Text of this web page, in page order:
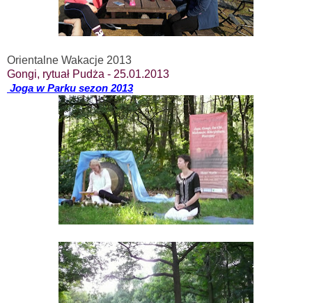
Orientalne Wakacje 2013
Gongi, rytuał Pudża - 25.01.2013
Joga w Parku sezon 2013